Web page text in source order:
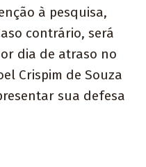
à pesquisa,
contrário, será
dia de atraso no
Crispim de Souza
sua defesa